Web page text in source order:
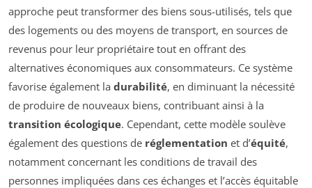
approche peut transformer des biens sous-utilisés, tels que
des logements ou des moyens de transport, en sources de
revenus pour leur propriétaire tout en offrant des
alternatives économiques aux consommateurs. Ce système
favorise également la durabilité, en diminuant la nécessité
de produire de nouveaux biens, contribuant ainsi à la
transition écologique. Cependant, cette modèle soulève
également des questions de réglementation et d’équité,
notamment concernant les conditions de travail des
personnes impliquées dans ces échanges et l’accès équitable